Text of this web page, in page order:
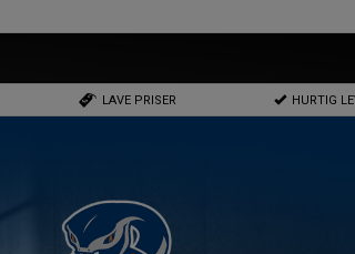
LAVE PRISER HURTIG